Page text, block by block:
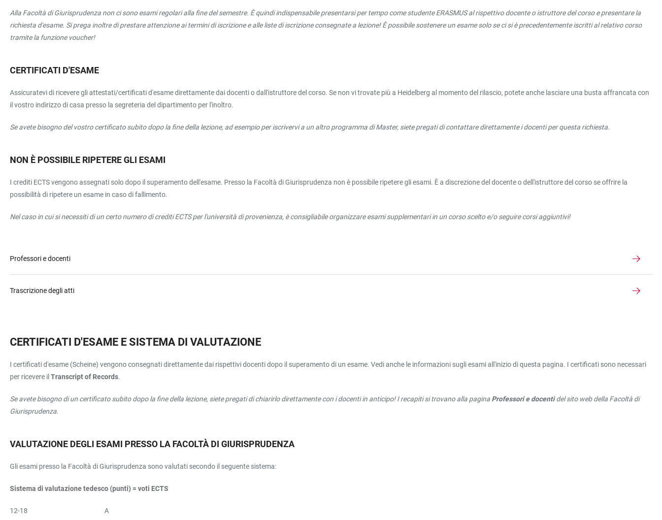
Alla Facoltà di Giurisprudenza non ci sono esami regolari alla fine del semestre. È quindi indispensabile presentarsi per tempo come studente ERASMUS al rispettivo docente o istruttore del corso e presentare la
richiesta d'esame. Si prega inoltre di prestare attenzione ai termini di iscrizione e alle liste di iscrizione consegnate a lezione! È possibile sostenere un esame solo se ci si è precedentemente iscritti al relativo corso
tramite la funzione voucher!
CERTIFICATI D'ESAME
Assicuratevi di ricevere gli attestati/certificati d'esame direttamente dai docenti o dall'istruttore del corso. Se non vi trovate più a Heidelberg al momento del rilascio, potete anche lasciare una busta affrancata con
il vostro indirizzo di casa presso la segreteria del dipartimento per l'inoltro.
Se avete bisogno del vostro certificato subito dopo la fine della lezione, ad esempio per iscrivervi a un altro programma di Master, siete pregati di contattare direttamente i docenti per questa richiesta.
NON È POSSIBILE RIPETERE GLI ESAMI
I crediti ECTS vengono assegnati solo dopo il superamento dell'esame. Presso la Facoltà di Giurisprudenza non è possibile ripetere gli esami. È a discrezione del docente o dell'istruttore del corso se offrire la
possibilità di ripetere un esame in caso di fallimento.
Nel caso in cui si necessiti di un certo numero di crediti ECTS per l'università di provenienza, è consigliabile organizzare esami supplementari in un corso scelto e/o seguire corsi aggiuntivi!
Professori e docenti
Trascrizione degli atti
CERTIFICATI D'ESAME E SISTEMA DI VALUTAZIONE
I certificati d'esame (Scheine) vengono consegnati direttamente dai rispettivi docenti dopo il superamento di un esame. Vedi anche le informazioni sugli esami all'inizio di questa pagina. I certificati sono necessari
per ricevere il Transcript of Records.
Se avete bisogno di un certificato subito dopo la fine della lezione, siete pregati di chiarirlo direttamente con i docenti in anticipo! I recapiti si trovano alla pagina Professori e docentidel sito web della Facoltà di
Giurisprudenza.
VALUTAZIONE DEGLI ESAMI PRESSO LA FACOLTÀ DI GIURISPRUDENZA
Gli esami presso la Facoltà di Giurisprudenza sono valutati secondo il seguente sistema:
Sistema di valutazione tedesco (punti) = voti ECTS
12-18 A